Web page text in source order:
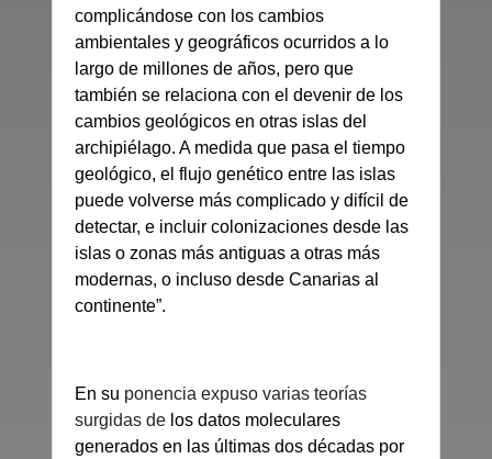
complicándose con los cambios
ambientales y geográficos ocurridos a lo
largo de millones de años, pero que
también se relaciona con el devenir de los
cambios geológicos en otras islas del
archipiélago. A medida que pasa el tiempo
geológico, el flujo genético entre las islas
puede volverse más complicado y difícil de
detectar, e incluir colonizaciones desde las
islas o zonas más antiguas a otras más
modernas, o incluso desde Canarias al
continente”.
En su ponencia expuso varias teorías
surgidas de los datos moleculares
generados en las últimas dos décadas por